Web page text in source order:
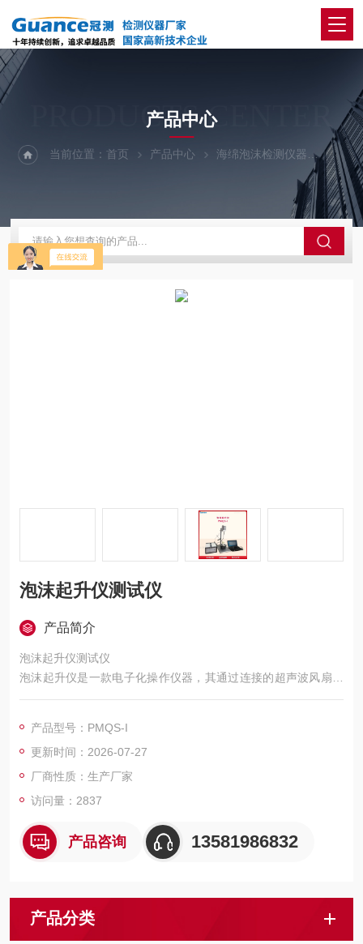
PRODUCTS CENTER
产品中心
当前位置：首页 产品中心 海绵泡沫检测仪器 泡沫
泡沫起升仪测试仪
产品简介
泡沫起升仪测试仪
泡沫起升仪是一款电子化操作仪器，其通过连接的超声波风扇传
感器和其他部件装置来测定发泡时的外形轮廓变形，反应温度变
超声波间距测试传感器通过脉冲反射方式进行。
产品型号：PMQS-I
更新时间：2026-07-27
厂商性质：生产厂家
访问量：2837
产品咨询 13581986832
产品分类